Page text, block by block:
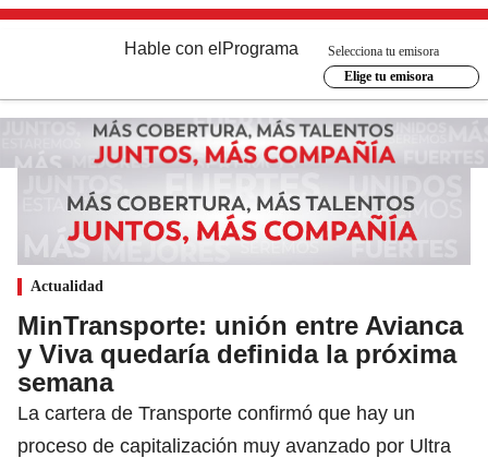
Hable con el Programa
Selecciona tu emisora
Elige tu emisora
Actualidad
MinTransporte: unión entre Avianca
y Viva quedaría definida la próxima
semana
La cartera de Transporte confirmó que hay un
proceso de capitalización muy avanzado por Ultra